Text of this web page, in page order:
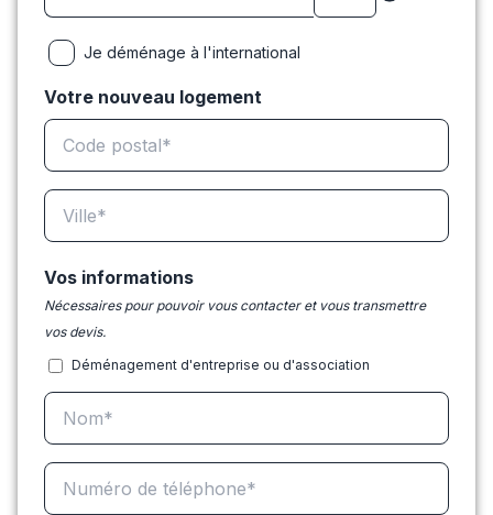
Je déménage à l'international
Votre nouveau logement
Vos informations
Nécessaires pour pouvoir vous contacter et vous transmettre
vos devis.
Déménagement d'entreprise ou d'association